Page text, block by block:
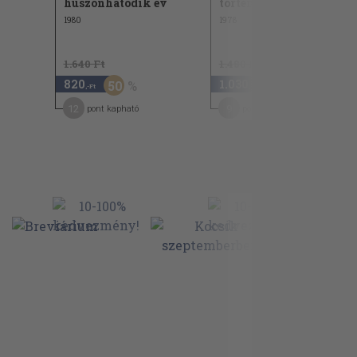
1980
1.640 Ft
820 ,-Ft 50
pont kapható